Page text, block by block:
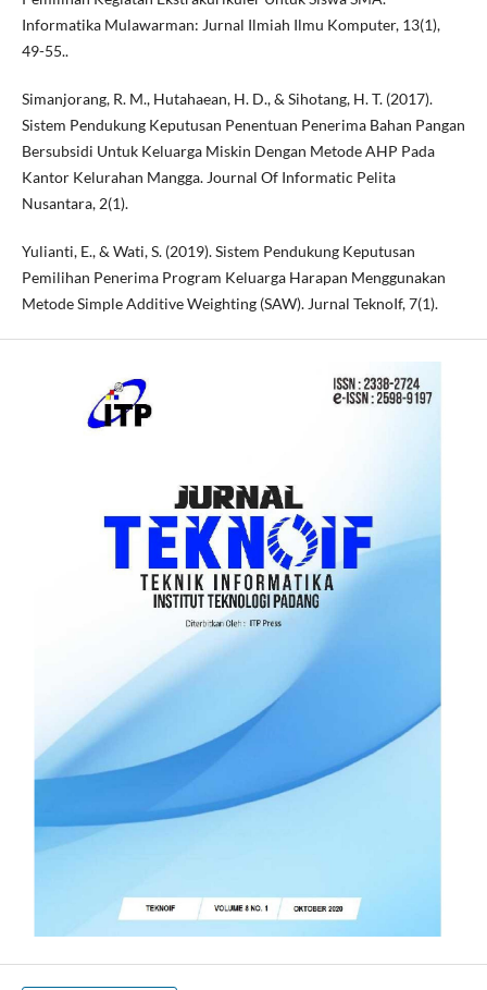
Informatika Mulawarman: Jurnal Ilmiah Ilmu Komputer, 13(1),
49-55..
Simanjorang, R. M., Hutahaean, H. D., & Sihotang, H. T. (2017).
Sistem Pendukung Keputusan Penentuan Penerima Bahan Pangan
Bersubsidi Untuk Keluarga Miskin Dengan Metode AHP Pada
Kantor Kelurahan Mangga. Journal Of Informatic Pelita
Nusantara, 2(1).
Yulianti, E., & Wati, S. (2019). Sistem Pendukung Keputusan
Pemilihan Penerima Program Keluarga Harapan Menggunakan
Metode Simple Additive Weighting (SAW). Jurnal TeknoIf, 7(1).